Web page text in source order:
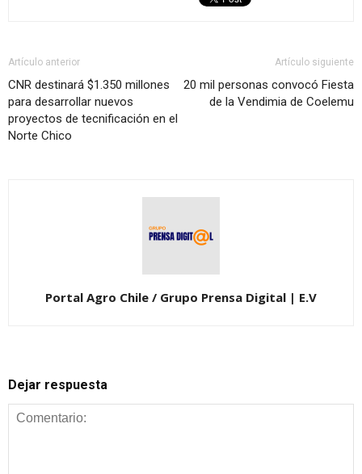
Artículo anterior
CNR destinará $1.350 millones
para desarrollar nuevos
proyectos de tecnificación en el
Norte Chico
Artículo siguiente
20 mil personas convocó Fiesta
de la Vendimia de Coelemu
Portal Agro Chile / Grupo Prensa Digital | E.V
Dejar respuesta